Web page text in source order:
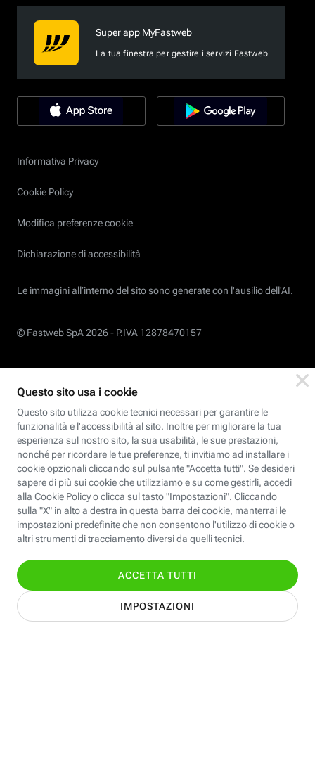
Super app MyFastweb
La tua finestra per gestire i servizi Fastweb
Informativa Privacy
Cookie Policy
Modifica preferenze cookie
Dichiarazione di accessibilità
Le immagini all’interno del sito sono generate con l'ausilio dell'AI.
© Fastweb SpA 2026 - P.IVA 12878470157